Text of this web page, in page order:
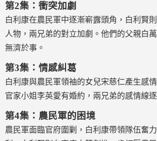
第2集：衝突加劇
白利康在農民軍中逐漸嶄露頭角，白利賢
人物，兩兄弟的對立加劇。他們的父親白
無濟於事。
第3集：情感糾葛
白利康與農民軍領袖的女兒宋慈仁產生感
官家小姐李英愛有婚約，兩兄弟的感情線
第4集：農民軍的困境
農民軍面臨官府圍剿，白利康帶領隊伍奮